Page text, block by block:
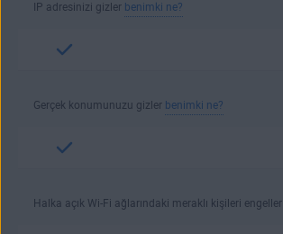
IP adresinizi gizler benimki ne?
Gerçek konumunuzu gizler benimki ne?
Halka açık Wi-Fi ağlarındaki meraklı kişileri engeller